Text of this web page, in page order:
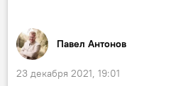
Павел Антонов
23 декабря 2021, 19:01